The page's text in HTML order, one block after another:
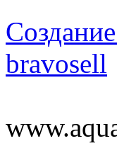
bravosell